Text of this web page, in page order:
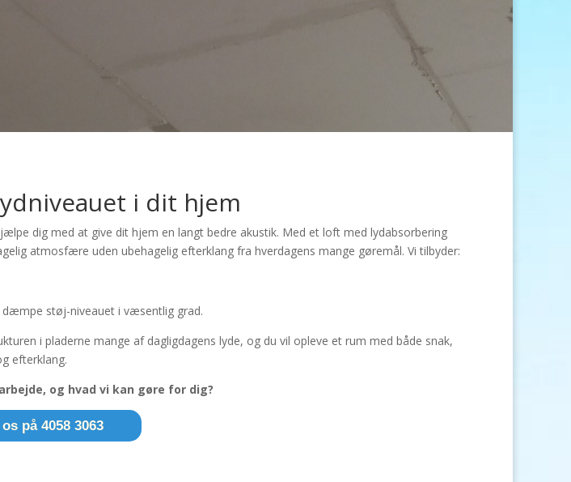
i dit hjem
dig med at give dit hjem en langt bedre akustik. Med et loft med lydabsorbering
atmosfære uden ubehagelig efterklang fra hverdagens mange gøremål. Vi tilbyder:
dæmpe støj-niveauet i væsentlig grad.
i pladerne mange af dagligdagens lyde, og du vil opleve et rum med både snak,
efterklang.
og hvad vi kan gøre for dig?
på 4058 3063